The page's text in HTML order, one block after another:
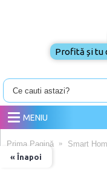
MENIU
« Înapoi
Prima Pagină Smart
Profită și tu